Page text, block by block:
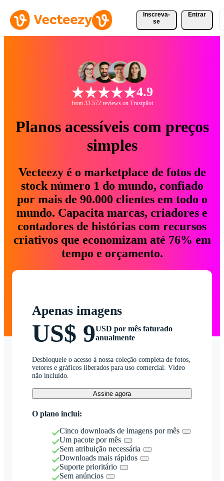
Inscreva-
se
Entrar
4.9
from 33.572 reviews on Trustpilot
Planos acessíveis com preços
simples
Vecteezy é o marketplace de fotos de
stock número 1 do mundo, confiado
por mais de 90.000 clientes em todo o
mundo. Capacita marcas, criadores e
contadores de histórias com recursos
criativos que economizam até 76% em
tempo e orçamento.
Apenas imagens
US$ 9USD por mês faturado
anualmente
Desbloqueie o acesso à nossa coleção completa de fotos,
vetores e gráficos liberados para uso comercial. Vídeo
não incluído.
Assine agora
O plano inclui:
Cinco downloads de imagens por mês
Um pacote por mês
Sem atribuição necessária
Downloads mais rápidos
Suporte prioritário
Sem anúncios